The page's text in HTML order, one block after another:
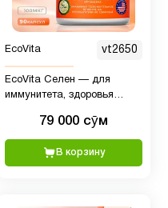
EcoVita vt2650
EcoVita Селен — для
иммунитета, здоровья
100 мкг, 90 капсул
79 000 сӯм
В корзину